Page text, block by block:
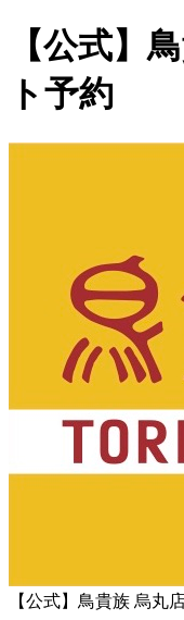
【公式】
ト予約
【公式】鳥貴族 烏丸